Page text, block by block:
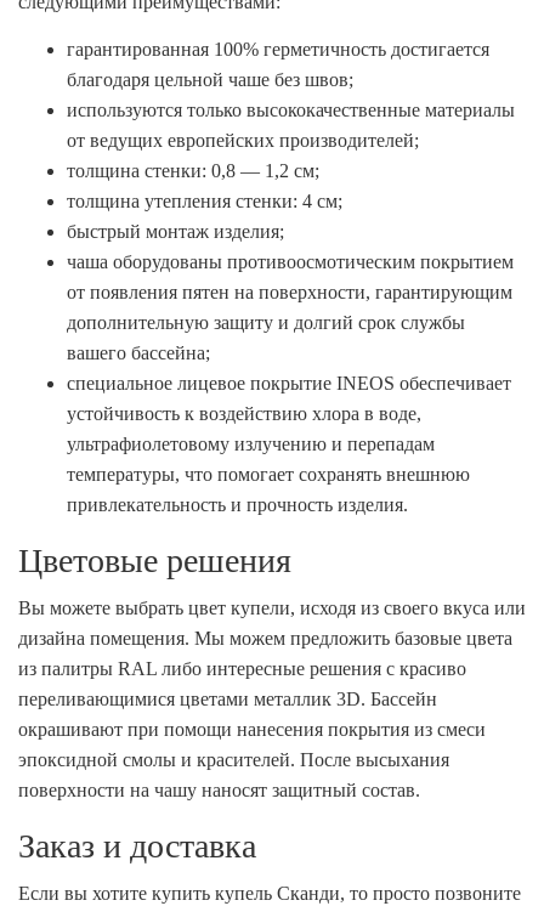
гарантированная 100% герметичность достигается
благодаря цельной чаше без швов;
используются только высококачественные материалы
от ведущих европейских производителей;
толщина стенки: 0,8 — 1,2 см;
толщина утепления стенки: 4 см;
быстрый монтаж изделия;
чаша оборудованы противоосмотическим покрытием
от появления пятен на поверхности, гарантирующим
дополнительную защиту и долгий срок службы
вашего бассейна;
специальное лицевое покрытие INEOS обеспечивает
устойчивость к воздействию хлора в воде,
ультрафиолетовому излучению и перепадам
температуры, что помогает сохранять внешнюю
привлекательность и прочность изделия.
Цветовые решения
Вы можете выбрать цвет купели, исходя из своего вкуса или
дизайна помещения. Мы можем предложить базовые цвета
из палитры RAL либо интересные решения с красиво
переливающимися цветами металлик 3D. Бассейн
окрашивают при помощи нанесения покрытия из смеси
эпоксидной смолы и красителей. После высыхания
поверхности на чашу наносят защитный состав.
Заказ и доставка
Если вы хотите купить купель Сканди, то просто позвоните